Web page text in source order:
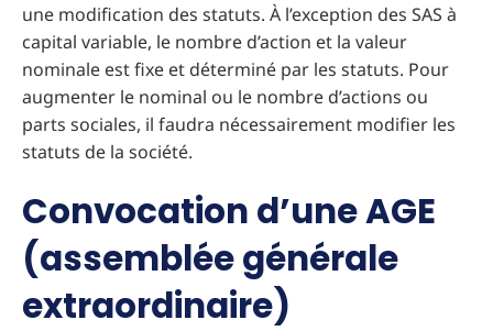
une modification des statuts. À l’exception des SAS à
capital variable, le nombre d’action et la valeur
nominale est fixe et déterminé par les statuts. Pour
augmenter le nominal ou le nombre d’actions ou
parts sociales, il faudra nécessairement modifier les
statuts de la société.
Convocation d’une AGE
(assemblée générale
extraordinaire)